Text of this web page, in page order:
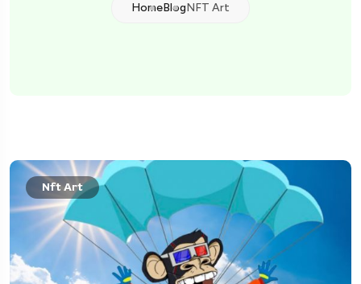
HomeBlogNFT Art
Nft Art